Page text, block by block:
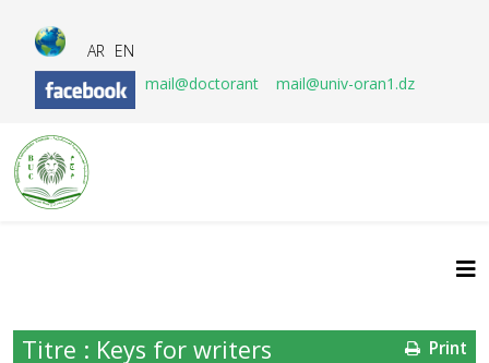
AR EN
mail@doctorant
mail@univ-oran1.dz
Print
Titre : Keys for writers